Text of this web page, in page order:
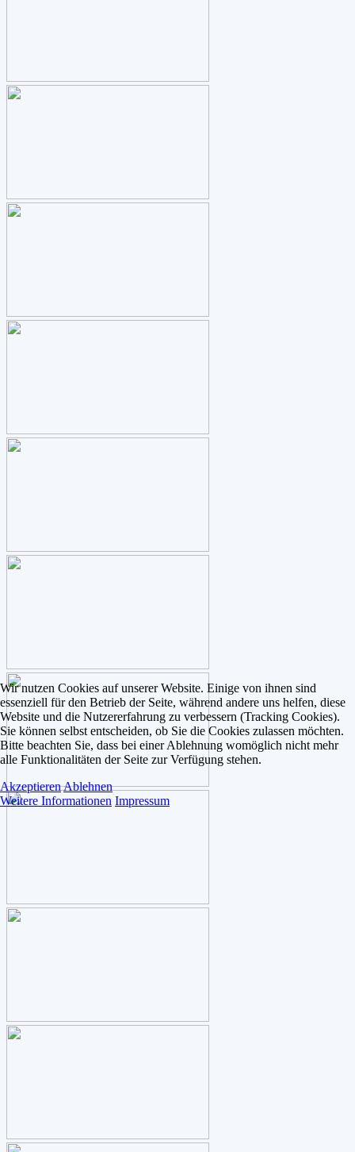
Wir nutzen Cookies auf unserer Website. Einige von ihnen sind
essenziell für den Betrieb der Seite, während andere uns helfen, diese
Website und die Nutzererfahrung zu verbessern (Tracking Cookies).
Sie können selbst entscheiden, ob Sie die Cookies zulassen möchten.
Bitte beachten Sie, dass bei einer Ablehnung womöglich nicht mehr
alle Funktionalitäten der Seite zur Verfügung stehen.
AkzeptierenAblehnen
Weitere Informationen Impressum